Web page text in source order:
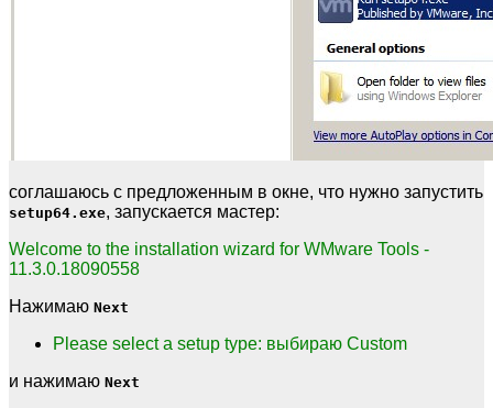
соглашаюсь с предложенным в окне, что нужно запустить
setup64.exe, запускается мастер:
Welcome to the installation wizard for WMware Tools -
11.3.0.18090558
Нажимаю Next
Please select a setup type: выбираю Custom
и нажимаю Next